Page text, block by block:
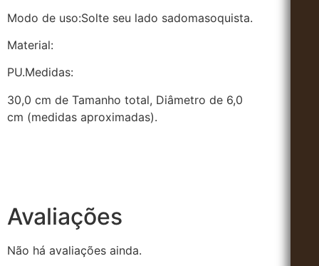
Modo de uso:Solte seu lado sadomasoquista.
Material:
PU.Medidas:
30,0 cm de Tamanho total, Diâmetro de 6,0
cm (medidas aproximadas).
Avaliações
Não há avaliações ainda.